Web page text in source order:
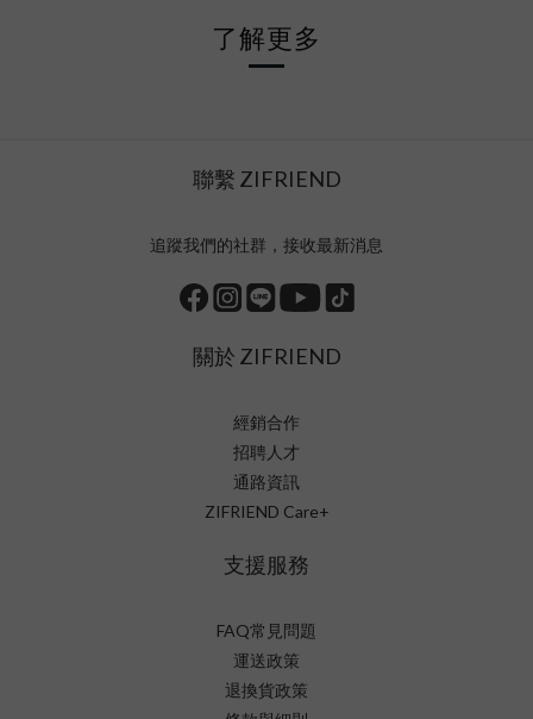
了解更多
聯繫 ZIFRIEND
追蹤我們的社群，接收最新消息
關於 ZIFRIEND
經銷合作
招聘人才
通路資訊
ZIFRIEND Care+
支援服務
FAQ常見問題
運送政策
退換貨政策